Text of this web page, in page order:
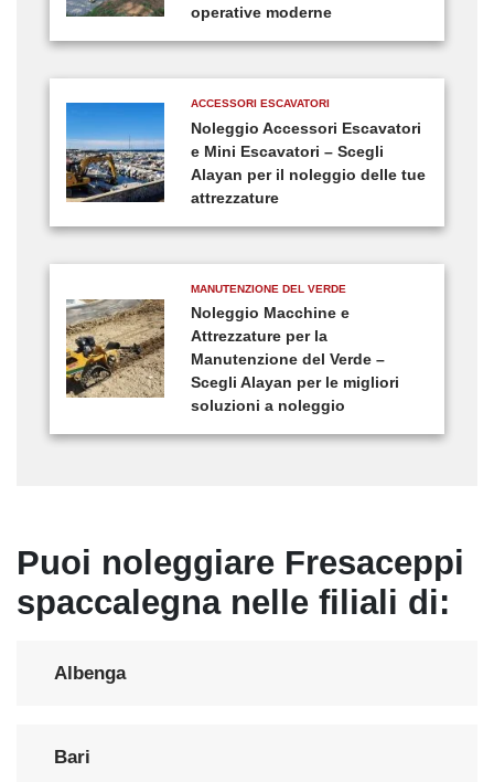
operative moderne
ACCESSORI ESCAVATORI
Noleggio Accessori Escavatori
e Mini Escavatori – Scegli
Alayan per il noleggio delle tue
attrezzature
MANUTENZIONE DEL VERDE
Noleggio Macchine e
Attrezzature per la
Manutenzione del Verde –
Scegli Alayan per le migliori
soluzioni a noleggio
Puoi noleggiare Fresaceppi
spaccalegna nelle filiali di:
Albenga
Bari